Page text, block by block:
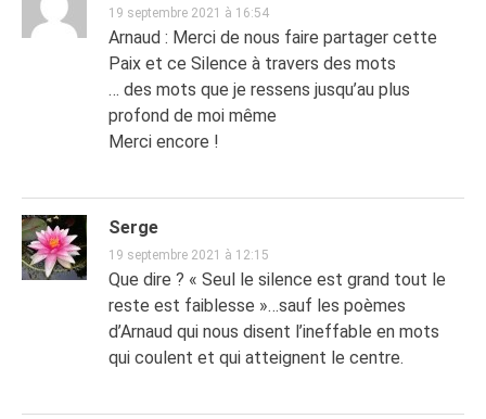
19 septembre 2021 à 16:54
Arnaud : Merci de nous faire partager cette
Paix et ce Silence à travers des mots
… des mots que je ressens jusqu’au plus
profond de moi même
Merci encore !
Serge
19 septembre 2021 à 12:15
Que dire ? « Seul le silence est grand tout le
reste est faiblesse »…sauf les poèmes
d’Arnaud qui nous disent l’ineffable en mots
qui coulent et qui atteignent le centre.